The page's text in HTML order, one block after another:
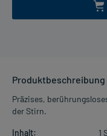
Produktbeschreibung
Präzises,
der Stirn.
Inhalt:
1